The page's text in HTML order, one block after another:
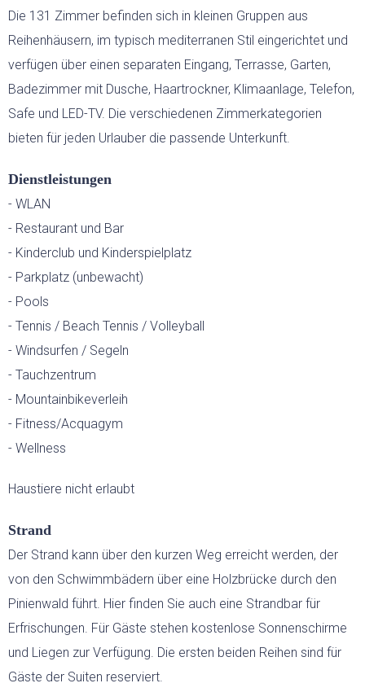
WANDERN
RADFAHREN
KITESURFEN
HOCHZEITEN
Die 131 Zimmer befinden sich in kleinen Gruppen aus
Reihenhäusern, im typisch mediterranen Stil eingerichtet und
verfügen über einen separaten Eingang, Terrasse, Garten,
Badezimmer mit Dusche, Haartrockner, Klimaanlage, Telefon,
Safe und LED-TV. Die verschiedenen Zimmerkategorien
bieten für jeden Urlauber die passende Unterkunft.
Dienstleistungen
- WLAN
- Restaurant und Bar
- Kinderclub und Kinderspielplatz
- Parkplatz (unbewacht)
- Pools
- Tennis / Beach Tennis / Volleyball
- Windsurfen / Segeln
- Tauchzentrum
- Mountainbikeverleih
- Fitness/Acquagym
- Wellness
Haustiere nicht erlaubt
Strand
Der Strand kann über den kurzen Weg erreicht werden, der
von den Schwimmbädern über eine Holzbrücke durch den
Pinienwald führt. Hier finden Sie auch eine Strandbar für
Erfrischungen. Für Gäste stehen kostenlose Sonnenschirme
und Liegen zur Verfügung. Die ersten beiden Reihen sind für
Gäste der Suiten reserviert.